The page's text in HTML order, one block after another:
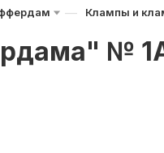
— Клампы и
№